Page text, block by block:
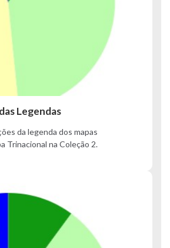
Legendas
da legenda dos mapas
Trinacional na Coleção 2.